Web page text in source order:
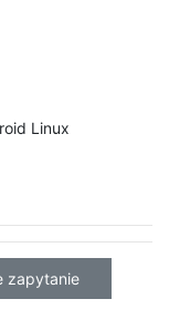
Linux
zapytanie